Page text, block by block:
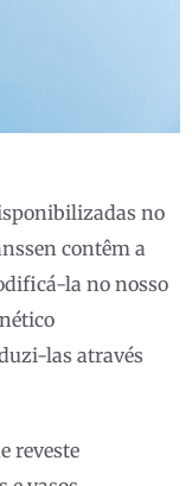
no
contêm a
la no nosso
las através
reveste